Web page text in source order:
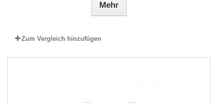
Mehr
Zum Vergleich hinzufügen